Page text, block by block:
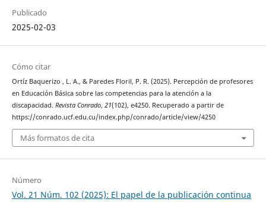
Publicado
2025-02-03
Cómo citar
Ortíz Baquerizo , L. A., & Paredes Floril, P. R. (2025). Percepción de profesores
en Educación Básica sobre las competencias para la atención a la
discapacidad. Revista Conrado, 21(102), e4250. Recuperado a partir de
https://conrado.ucf.edu.cu/index.php/conrado/article/view/4250
Más formatos de cita
Número
Vol. 21 Núm. 102 (2025): El papel de la publicación continua